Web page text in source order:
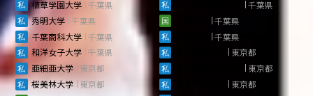
植草学園大学 千葉県
千葉県
秀明大学 千葉県
千葉県
千葉商科大学 千葉県
千葉県
和洋女子大学 千葉県
東京都
亜細亜大学
東京都
東京都
桜美林大学 東京都
東京都